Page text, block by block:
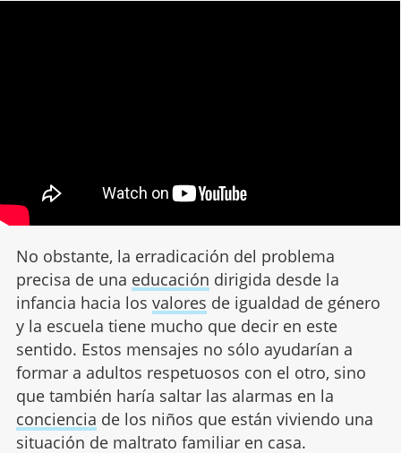
No obstante, la erradicación del problema
precisa de una educación dirigida desde la
infancia hacia los valores de igualdad de género
y la escuela tiene mucho que decir en este
sentido. Estos mensajes no sólo ayudarían a
formar a adultos respetuosos con el otro, sino
que también haría saltar las alarmas en la
conciencia de los niños que están viviendo una
situación de maltrato familiar en casa.